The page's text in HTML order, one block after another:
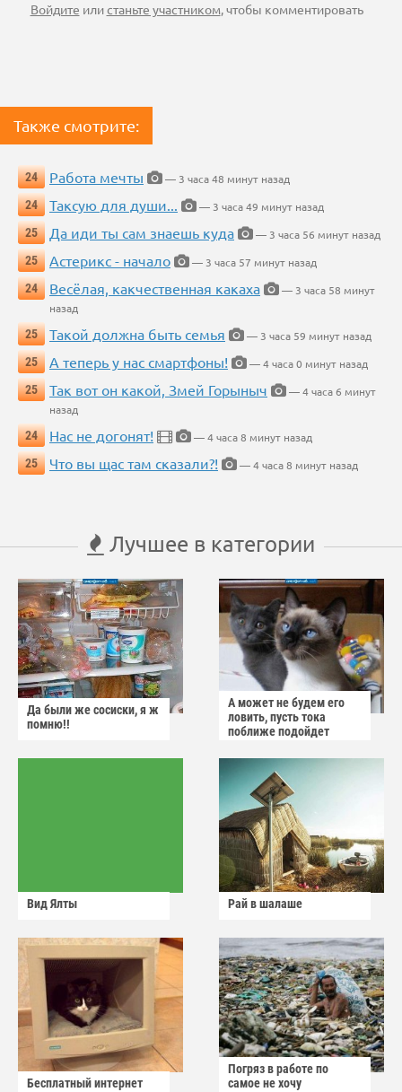
Войдите илистаньте участником, чтобы комментировать
Также смотрите:
24 Работа мечты
— 3 часа 48 минут назад
24
Таксую для души...
— 3 часа 49 минут назад
25
Да иди ты сам знаешь куда
— 3 часа 56 минут назад
25
Астерикс - начало
— 3 часа 57 минут назад
24
Весёлая, какчественная какаха
— 3 часа 58 минут
назад
25
Такой должна быть семья
— 3 часа 59 минут назад
25
А теперь у нас смартфоны!
— 4 часа 0 минут назад
25
Так вот он какой, Змей Горыныч
— 4 часа 6 минут
назад
24
Нас не догонят!
— 4 часа 8 минут назад
25
Что вы щас там сказали?! — 4 часа 8 минут назад
Лучшее в категории
Да были же сосиски, я ж
помню!!
А может не будем его
ловить, пусть тока
поближе подойдет
Вид Ялты Рай в шалаше
Бесплатный интернет
Погряз в работе по
самое не хочу